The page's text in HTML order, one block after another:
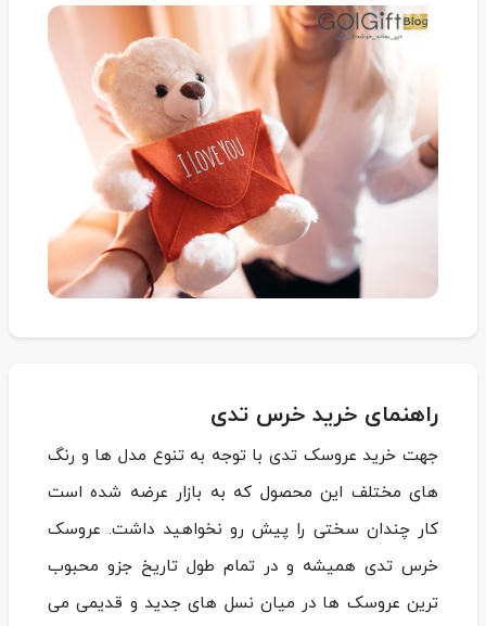
راهنمای خرید خرس تدی
جهت خرید عروسک تدی با توجه به تنوع مدل ها و رنگ
های مختلف این محصول که به بازار عرضه شده است
کار چندان سختی را پیش رو نخواهید داشت. عروسک
خرس تدی همیشه و در تمام طول تاریخ جزو محبوب
ترین عروسک ها در میان نسل های جدید و قدیمی می